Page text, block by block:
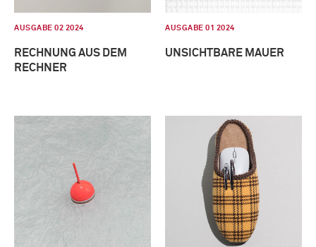
AUSGABE 02 2024
RECHNUNG AUS DEM
RECHNER
AUSGABE 01 2024
UNSICHTBARE MAUER